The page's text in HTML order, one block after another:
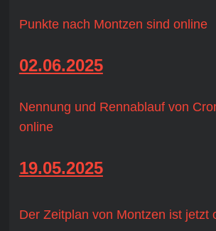
Punkte nach Montzen sind online
02.06.2025
Nennung und Rennablauf von
online
19.05.2025
Der Zeitplan von Montzen ist jetzt